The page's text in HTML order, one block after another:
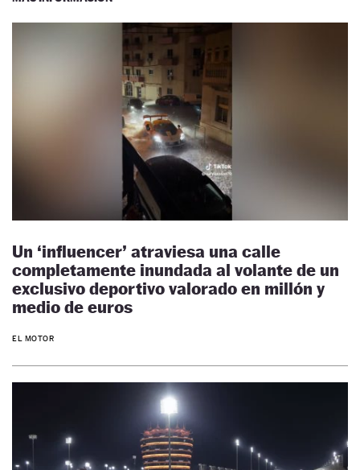
Un ‘influencer’ atraviesa una calle
completamente inundada al volante de un
exclusivo deportivo valorado en millón y
medio de euros
EL MOTOR